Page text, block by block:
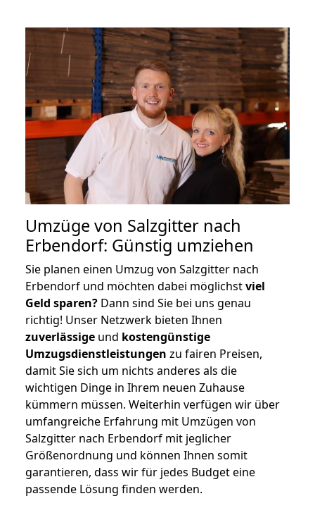
Umzüge von Salzgitter nach
Erbendorf: Günstig umziehen
Sie planen einen Umzug von Salzgitter nach
Erbendorf und möchten dabei möglichstviel
Geld sparen? Dann sind Sie bei uns genau
richtig! Unser Netzwerk bieten Ihnen
zuverlässige und kostengünstige
Umzugsdienstleistungen zu fairen Preisen,
damit Sie sich um nichts anderes als die
wichtigen Dinge in Ihrem neuen Zuhause
kümmern müssen. Weiterhin verfügen wir über
umfangreiche Erfahrung mit Umzügen von
Salzgitter nach Erbendorf mit jeglicher
Größenordnung und können Ihnen somit
garantieren, dass wir für jedes Budget eine
passende Lösung finden werden.